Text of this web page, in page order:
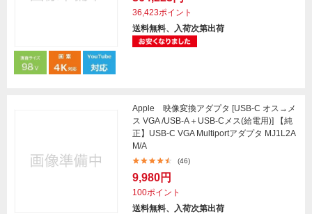
36,423ポイント
送料無料、入荷次第出荷
Apple 映像変換アダプタ [USB-C オス→メ
ス VGA /USB-A＋USB-Cメス(給電用)] 【純
正】USB-C VGA Multiportアダプタ MJ1L2A
M/A
(46)
9,980円
100ポイント
送料無料、入荷次第出荷